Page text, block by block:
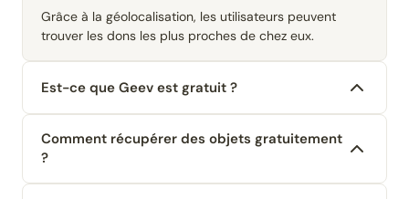
Grâce à la géolocalisation, les utilisateurs peuvent
trouver les dons les plus proches de chez eux.
Est-ce que Geev est gratuit ?
Comment récupérer des objets gratuitement
?